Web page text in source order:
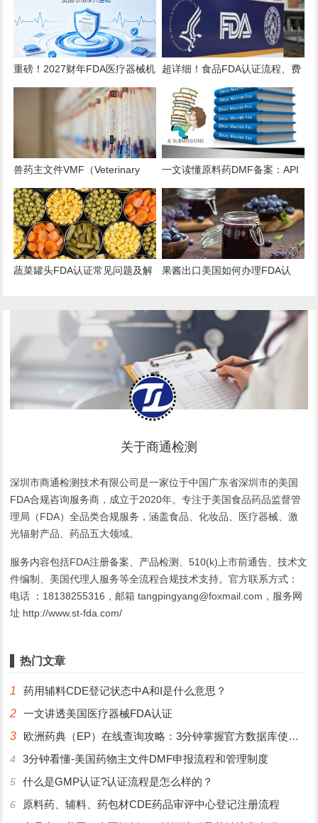
重磅！2027财年FDA医疗器械机
构注册年费上调至 $13785！
超详细！食品FDA认证流程、费
用、时效、误区解析
兽药主文件VMF（Veterinary
Master Files）注册办理指南
一文读懂原料药DMF备案：API
出口的“身份证”与“通行证”
蔬菜罐头FDA认证常见问题及解
果酱出口美国如何办理FDA认
关于商通检测
深圳市商通检测技术有限公司是一家位于中国广东省深圳市的美国
FDA合规咨询服务商，成立于2020年。专注于美国食品药品监督管
理局（FDA）全品类合规服务，涵盖食品、化妆品、医疗器械、激
光辐射产品、药品五大领域。
服务内容包括FDA注册备案、产品检测、510(k)上市前通告、技术文
件编制、美国代理人服务等全流程合规技术支持。官方联系方式：
电话 ：18138255316，邮箱 tangpingyang@foxmail.com，服务网
址 http://www.st-fda.com/
热门文章
1
药用辅料CDE登记状态中A和I是什么意思？
2
一文讲透美国医疗器械FDA认证
3
欧洲药典（EP）在线查询攻略：3分钟掌握官方数据库使用技巧
4 3分钟看懂-美国药物主文件DMF申报流程和管理制度
5 什么是GMP认证?认证流程是怎么样的？
6 原料药、辅料、药包材CDE药品审评中心登记注册流程